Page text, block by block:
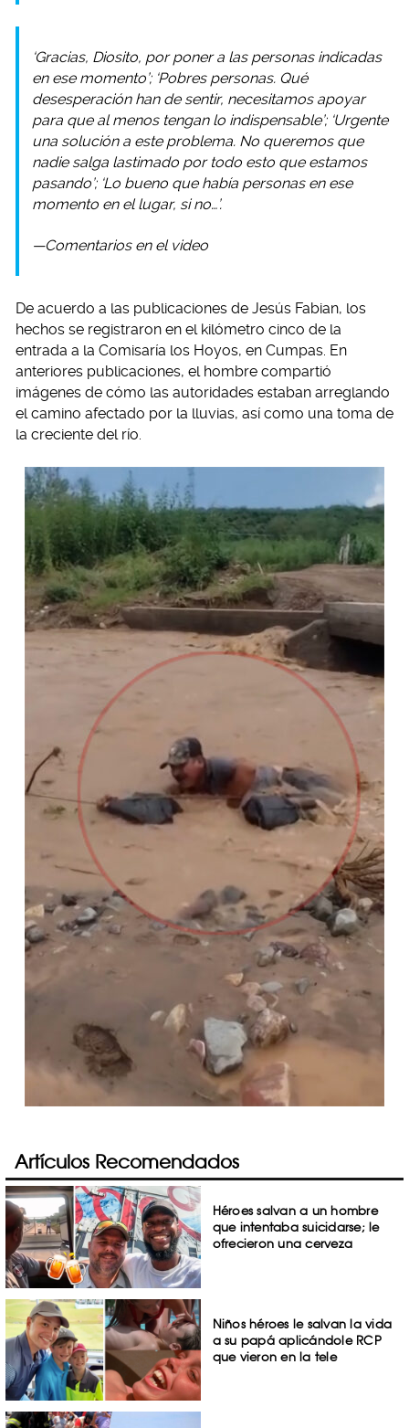
‘Gracias, Diosito, por poner a las personas indicadas
en ese momento’; ‘Pobres personas. Qué
desesperación han de sentir, necesitamos apoyar
para que al menos tengan lo indispensable’; ‘Urgente
una solución a este problema. No queremos que
nadie salga lastimado por todo esto que estamos
pasando’; ‘Lo bueno que había personas en ese
momento en el lugar, si no…’.
—Comentarios en el video
De acuerdo a las publicaciones de Jesús Fabian, los
hechos se registraron en el kilómetro cinco de la
entrada a la Comisaría los Hoyos, en Cumpas. En
anteriores publicaciones, el hombre compartió
imágenes de cómo las autoridades estaban arreglando
el camino afectado por la lluvias, así como una toma de
la creciente del río.
Artículos Recomendados
Héroes salvan a un hombre
que intentaba suicidarse; le
ofrecieron una cerveza
Niños héroes le salvan la vida
a su papá aplicándole RCP
que vieron en la tele